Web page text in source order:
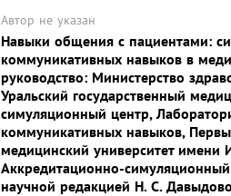
Автор не указан
Навыки общения с пациентами:
коммуникативных навыков в
руководство: Министерство
Уральский государственный
симуляционный центр,
коммуникативных навыков,
медицинский университет имени
Аккредитационно-
научной редакцией Н. С.